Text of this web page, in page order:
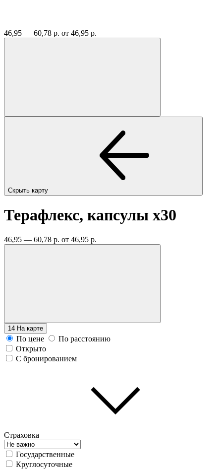
46,95 — 60,78 р. от 46,95 р.
Скрыть карту
Терафлекс, капсулы x30
46,95 — 60,78 р. от 46,95 р.
14 На карте
По цене
По расстоянию
Открыто
С бронированием
Страховка
Государственные
Круглосуточные